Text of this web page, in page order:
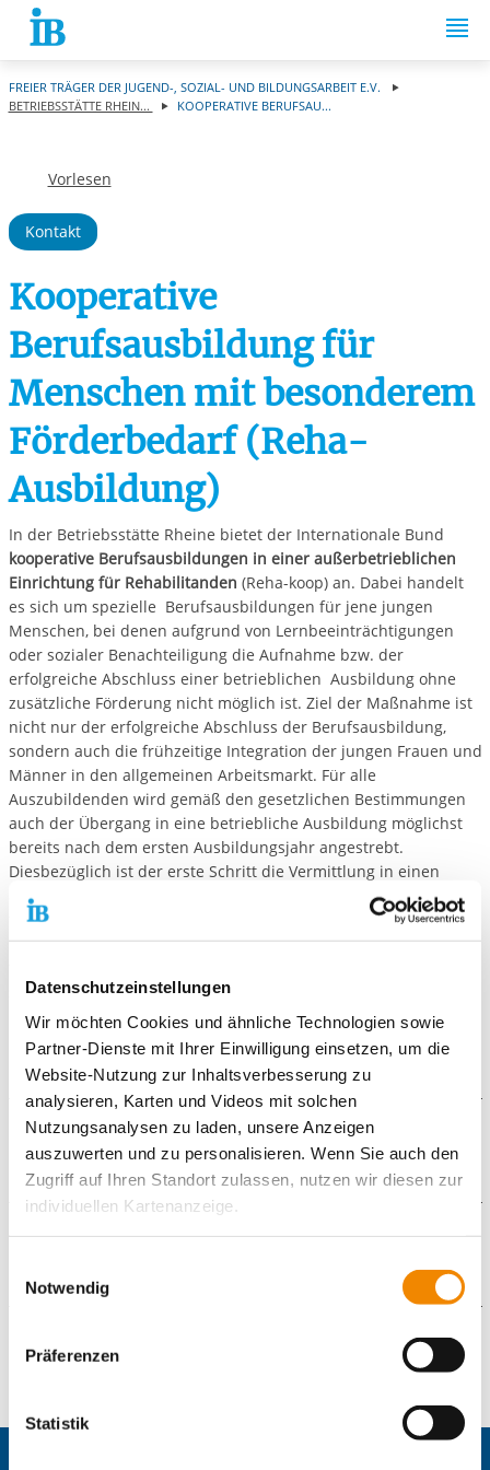
Datenschutzeinstellungen
Wir möchten Cookies und ähnliche Technologien sowie
Partner-Dienste mit Ihrer Einwilligung einsetzen, um die
Website-Nutzung zur Inhaltsverbesserung zu
analysieren, Karten und Videos mit solchen
Nutzungsanalysen zu laden, unsere Anzeigen
auszuwerten und zu personalisieren. Wenn Sie auch den
Zugriff auf Ihren Standort zulassen, nutzen wir diesen zur
individuellen Kartenanzeige.
unsere Partner Daten wie Ihre IP-Adresse und
verarbeiten diese zusammen mit Daten von anderen
Websites. Die Partner erkennen mitunter auch, wenn Sie
zum Website-Besuch verschiedene Geräte verwenden,
kann die Datenübertragung in Drittländer (insb. die USA)
nicht ausgeschlossen werden. Dort ist kein der EU
Notwendig
Präferenzen
Statistik
Springe zum Inhalt
FREIER TRÄGER DER JUGEND-, SOZIAL- UND BILDUNGSARBEIT E.V.
BETRIEBSSTÄTTE RHEIN...
KOOPERATIVE BERUFSAU...
Vorlesen
Kontakt
Kooperative
Berufsausbildung für
Menschen mit besonderem
Förderbedarf (Reha-
Ausbildung)
In der Betriebsstätte Rheine bietet der Internationale Bund
kooperative Berufsausbildungen in einer außerbetrieblichen
Einrichtung für Rehabilitanden (Reha-koop) an. Dabei handelt
es sich um spezielle Berufsausbildungen für jene jungen
Menschen, bei denen aufgrund von Lernbeeinträchtigungen
oder sozialer Benachteiligung die Aufnahme bzw. der
erfolgreiche Abschluss einer betrieblichen Ausbildung ohne
zusätzliche Förderung nicht möglich ist. Ziel der Maßnahme ist
nicht nur der erfolgreiche Abschluss der Berufsausbildung,
sondern auch die frühzeitige Integration der jungen Frauen und
Männer in den allgemeinen Arbeitsmarkt. Für alle
Auszubildenden wird gemäß den gesetzlichen Bestimmungen
auch der Übergang in eine betriebliche Ausbildung möglichst
bereits nach dem ersten Ausbildungsjahr angestrebt.
Diesbezüglich ist der erste Schritt die Vermittlung in einen
ausbildungsberechtigten Kooperationsbetrieb, in dem die
fachpraktische und fachtheoretische Ausbildung der jungen
Menschen vollzogen wird. Unterstützt wird dies durch den
sozialpädagogische Begleitung.
Dies ist in einer Vielzahl von Berufsbereichen möglich.
Die Zielgruppe
Jugendliche und junge Erwachsene mit besonderem
Abschluss einer Berufsausbildung
Kontaktformular
) gekennzeichneten Felder sind
Pflichtfelder.